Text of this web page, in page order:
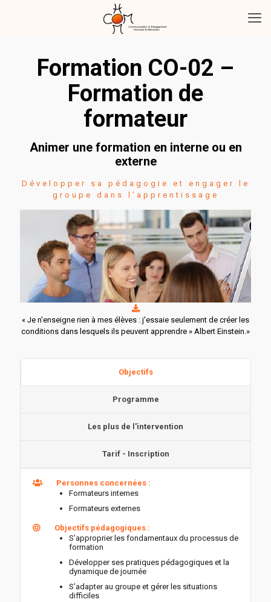
Formation CO-02 –
Formation de
formateur
Animer une formation en interne ou en
externe
Développer sa pédagogie et engager le
groupe dans l’apprentissage
« Je n'enseigne rien à mes élèves : j'essaie seulement de créer les
conditions dans lesquels ils peuvent apprendre » Albert Einstein.»
Objectifs
Programme
Les plus de l'intervention
Tarif - Inscription
Personnes concernées :
Formateurs internes
Formateurs externes
Objectifs pédagogiques :
S’approprier les fondamentaux du processus de
formation
Développer ses pratiques pédagogiques et la
dynamique de journée
S’adapter au groupe et gérer les situations
difficiles